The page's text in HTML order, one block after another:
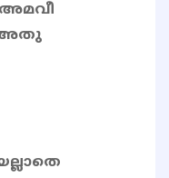
അമവീ
അതു